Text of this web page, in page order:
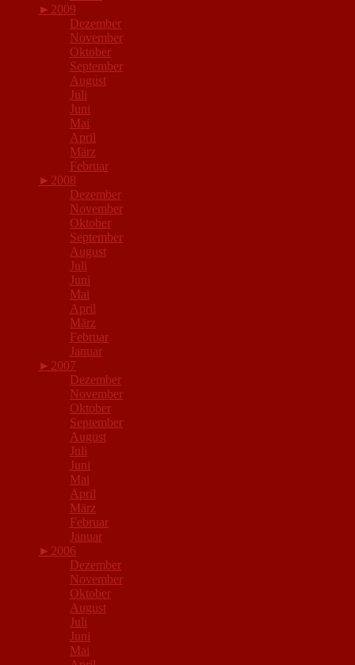
► 2009
Dezember
November
Oktober
September
August
Juli
Juni
Mai
April
März
Februar
► 2008
Dezember
November
Oktober
September
August
Juli
Juni
Mai
April
März
Februar
Januar
► 2007
Dezember
November
Oktober
September
August
Juli
Juni
Mai
April
März
Februar
Januar
► 2006
Dezember
November
Oktober
August
Juli
Juni
Mai